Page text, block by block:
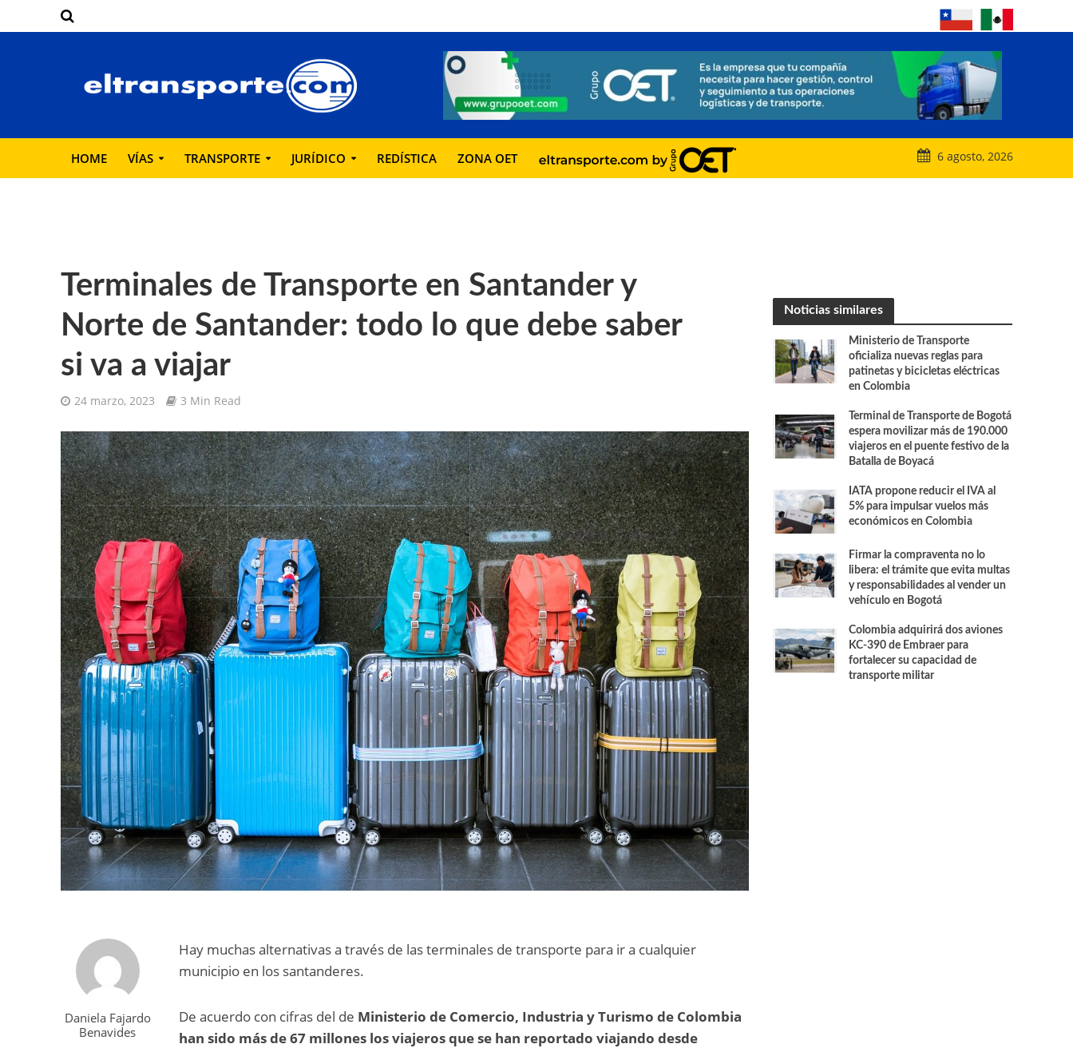
HOME VÍAS TRANSPORTE JURÍDICO REDÍSTICA ZONA OET 6 agosto, 2026
Terminales de Transporte en Santander y
Norte de Santander: todo lo que debe saber
si va a viajar
24 marzo, 2023 3 Min Read
Daniela Fajardo
Benavides
Hay muchas alternativas a través de las terminales de transporte para ir a cualquier
municipio en los santanderes.
De acuerdo con cifras del de Ministerio de Comercio, Industria y Turismo de Colombia
han sido más de 67 millones los viajeros que se han reportado viajando desde
Noticias similares
Ministerio de Transporte
oficializa nuevas reglas para
patinetas y bicicletas eléctricas
en Colombia
Terminal de Transporte de Bogotá
espera movilizar más de 190.000
viajeros en el puente festivo de la
Batalla de Boyacá
IATA propone reducir el IVA al
5% para impulsar vuelos más
económicos en Colombia
Firmar la compraventa no lo
libera: el trámite que evita multas
y responsabilidades al vender un
vehículo en Bogotá
Colombia adquirirá dos aviones
KC-390 de Embraer para
fortalecer su capacidad de
transporte militar